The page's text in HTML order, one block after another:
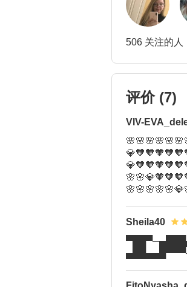
506 关注的人
评价 (7)
VIV-
Sheila40